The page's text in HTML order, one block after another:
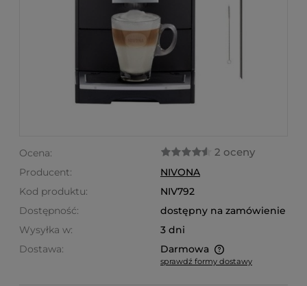
Ocena: 2 oceny
Producent:
NIVONA
Kod produktu:
NIV792
Dostępność:
dostępny na zamówienie
Wysyłka w:
3 dni
Dostawa:
Darmowa
Cena nie zawiera ewentualnych kosztów płatności
sprawdź formy dostawy